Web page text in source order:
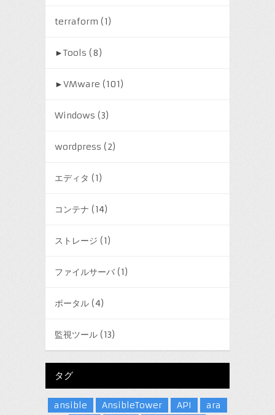
terraform (1)
►Tools (8)
►VMware (101)
Windows (3)
wordpress (2)
エディタ (1)
コンテナ (14)
ストレージ (1)
ファイルサーバ(1)
ポータル(4)
監視ツール(13)
タグ
ansible AnsibleTower API
ara